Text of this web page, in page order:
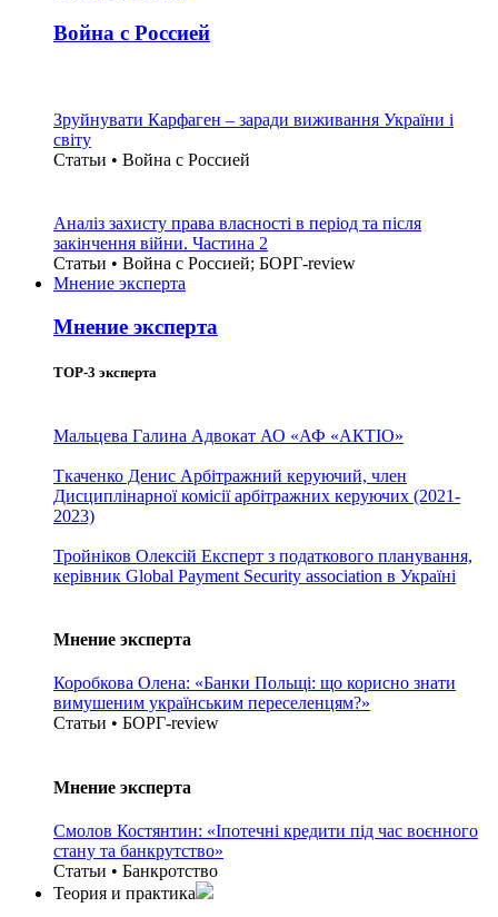
Война с Россией
Зруйнувати Карфаген – заради виживання України і
світу
Статьи • Война с Россией
Аналіз захисту права власності в період та після
закінчення війни. Частина 2
Статьи • Война с Россией; БОРГ-review
Мнение эксперта
Мнение эксперта
TOP-3 эксперта
Мальцева Галина Адвокат АО «АФ «АКТІО»
Ткаченко Денис Арбітражний керуючий, член
Дисциплінарної комісії арбітражних керуючих (2021-
2023)
Тройніков Олексій Експерт з податкового планування,
керівник Global Payment Security association в Україні
Мнение эксперта
Коробкова Олена: «Банки Польщі: що корисно знати
вимушеним українським переселенцям?»
Статьи • БОРГ-review
Мнение эксперта
Смолов Костянтин: «Іпотечні кредити під час воєнного
стану та банкрутство»
Статьи • Банкротство
Теория и практика